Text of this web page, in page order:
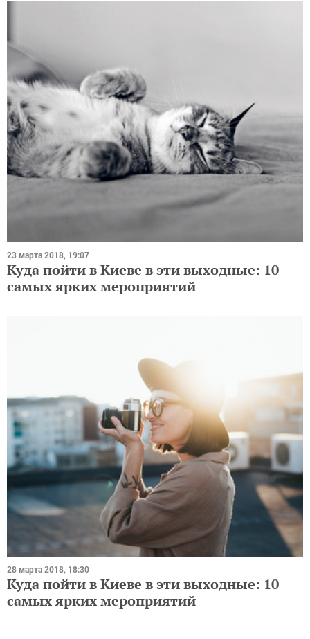
23 марта 2018, 19:07
Куда пойти в Киеве в эти выходные: 10
самых ярких мероприятий
28 марта 2018, 18:30
Куда пойти в Киеве в эти выходные: 10
самых ярких мероприятий